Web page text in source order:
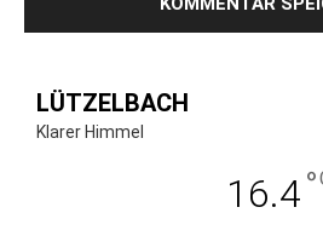
LÜTZELBACH
Klarer Himmel
16.4°